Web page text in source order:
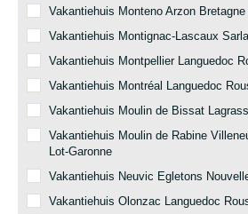
Vakantiehuis Monteno Arzon
Vakantiehuis Montignac-Lascaux
Vakantiehuis Montpellier Languedoc
Vakantiehuis Montréal Languedoc
Vakantiehuis Moulin de Bissat
Vakantiehuis Moulin de Rabine
Lot-Garonne
Vakantiehuis Neuvic Egletons
Vakantiehuis Olonzac Languedoc